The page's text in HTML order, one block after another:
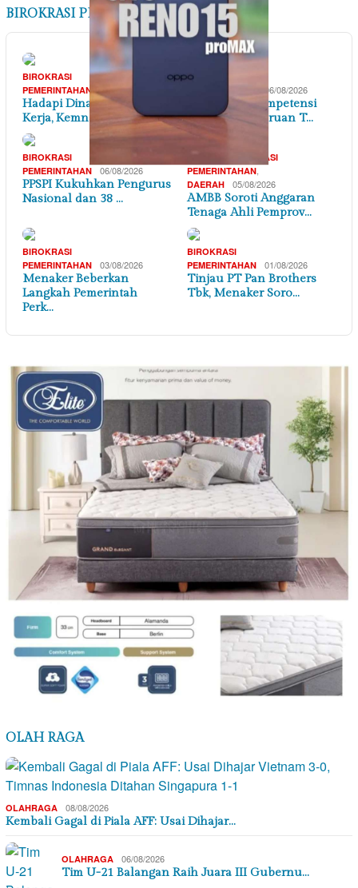
BIROKRASI PEMERINTAHAN
BIROKRASI
PEMERINTAHAN
07/08/2026
Hadapi Dinamika Dunia
Kerja, Kemnaker Se…
BIROKRASI
06/08/2026
Penguatan Kompetensi
Lulusan Perguruan T…
BIROKRASI
PEMERINTAHAN
06/08/2026
PPSPI Kukuhkan Pengurus
Nasional dan 38 …
BIROKRASI
PEMERINTAHAN
DAERAH 05/08/2026
AMBB Soroti Anggaran
Tenaga Ahli Pemprov…
BIROKRASI
PEMERINTAHAN
03/08/2026
Menaker Beberkan
Langkah Pemerintah
Perk…
BIROKRASI
PEMERINTAHAN
01/08/2026
Tinjau PT Pan Brothers
Tbk, Menaker Soro…
OLAH RAGA
OLAHRAGA 08/08/2026
Kembali Gagal di Piala AFF: Usai Dihajar…
OLAHRAGA 06/08/2026
Tim U-21 Balangan Raih Juara III Gubernu…